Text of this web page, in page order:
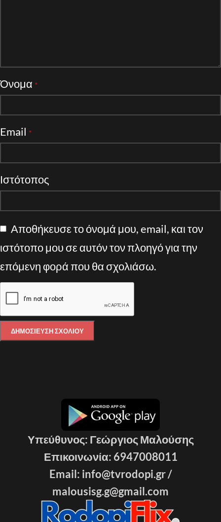
Όνομα *
Email *
Ιστότοπος
Αποθήκευσε το όνομά μου, email, και τον
ιστότοπο μου σε αυτόν τον πλοηγό για την
επόμενη φορά που θα σχολιάσω.
Υπεύθυνος: Γεώργιος Μαλούσης
Επικοινωνία: 6947008011
Email: info@tvrodopi.gr /
malousisg.g@gmail.com